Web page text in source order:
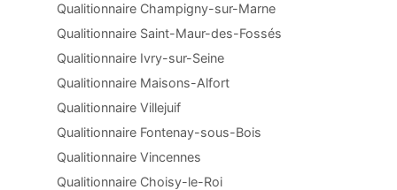
Qualitionnaire Champigny-sur-Marne
Qualitionnaire Saint-Maur-des-Fossés
Qualitionnaire Ivry-sur-Seine
Qualitionnaire Maisons-Alfort
Qualitionnaire Villejuif
Qualitionnaire Fontenay-sous-Bois
Qualitionnaire Vincennes
Qualitionnaire Choisy-le-Roi